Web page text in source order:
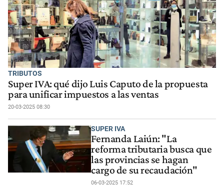
TRIBUTOS
Super IVA: qué dijo Luis Caputo de la propuesta
para unificar impuestos a las ventas
20-03-2025 08:30
SUPER IVA
Fernanda Laiún: "La
reforma tributaria busca que
las provincias se hagan
cargo de su recaudación"
06-03-2025 17:52